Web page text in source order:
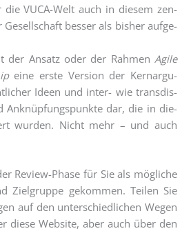
VUCA-Welt auch in die­sem zen­
bes­ser als bis­her auf­ge­
der Ansatz oder der Rah­men Agi­le
eine ers­te Ver­si­on der Kern­ar­gu­
Ideen und inter- wie trans­dis­
Anknüp­fungs­punk­te dar, die in die­
wur­den. Nicht mehr – und auch
Review-Pha­se für Sie als mög­li­che
Ziel­grup­pe gekom­men. Tei­len Sie
auf den unter­schied­li­chen Wegen
die­se Web­site, aber auch über den